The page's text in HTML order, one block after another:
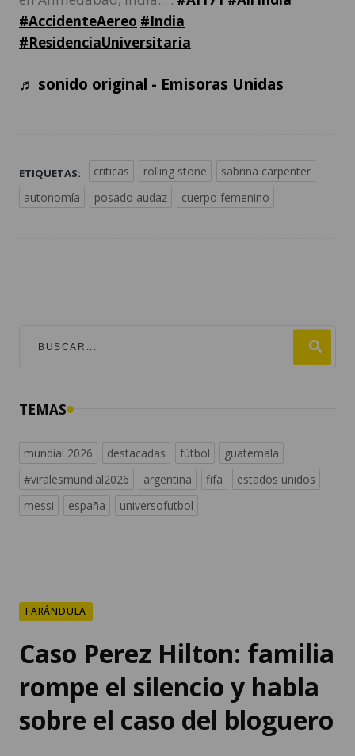
#AccidenteAereo #India
#ResidenciaUniversitaria
♬ sonido original - Emisoras Unidas
ETIQUETAS: criticas rolling stone
sabrina carpenter
autonomía
posado audaz cuerpo femenino
TEMAS
mundial 2026 destacadas fútbol
guatemala
#viralesmundial2026
argentina fifa
estados unidos
messi
españa universofutbol
FARÁNDULA
Caso Perez Hilton: familia
rompe el silencio y habla
sobre el caso del bloguero